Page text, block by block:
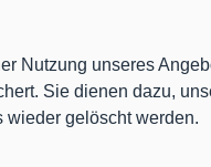
Nutzung unseres
Sie dienen dazu,
wieder gelöscht werden.